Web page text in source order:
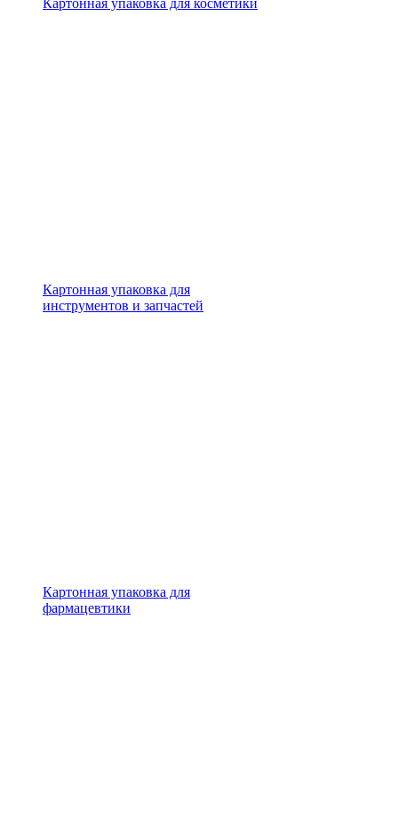
Картонная упаковка для
инструментов и запчастей
Картонная упаковка для
фармацевтики